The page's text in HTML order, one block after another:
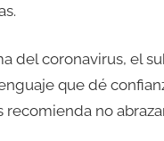
del coronavirus, el
que dé
no